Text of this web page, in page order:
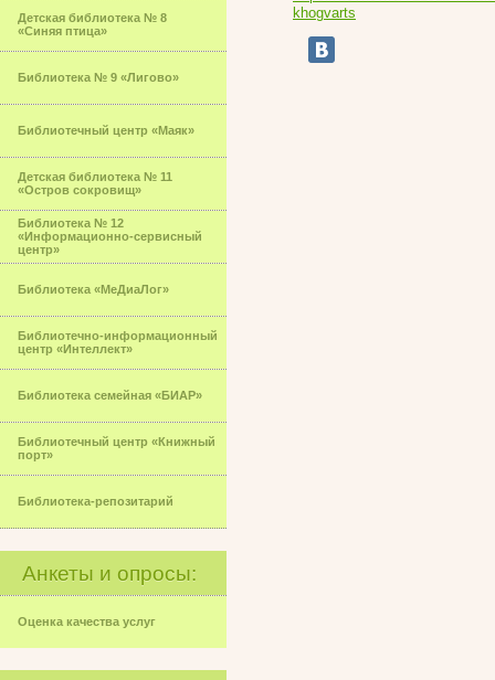
Детская библиотека № 8
«Синяя птица»
Библиотека № 9 «Лигово»
Библиотечный центр «Маяк»
Детская библиотека № 11
«Остров сокровищ»
Библиотека № 12
«Информационно-сервисный
центр»
Библиотека «МеДиаЛог»
Библиотечно-информационный
центр «Интеллект»
Библиотека семейная «БИАР»
Библиотечный центр «Книжный
порт»
Библиотека-репозитарий
Анкеты и опросы:
Оценка качества услуг
khogvarts